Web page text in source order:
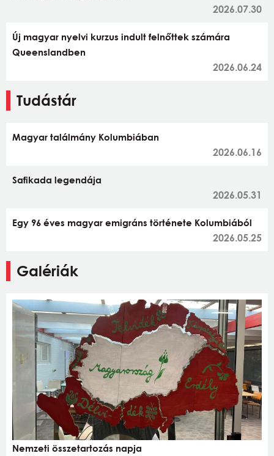
2026.07.30
Új magyar nyelvi kurzus indult felnőttek számára
Queenslandben
2026.06.24
Tudástár
Magyar találmány Kolumbiában
2026.06.16
Safikada legendája
2026.05.31
Egy 96 éves magyar emigráns története Kolumbiából
2026.05.25
Galériák
Nemzeti összetartozás napja